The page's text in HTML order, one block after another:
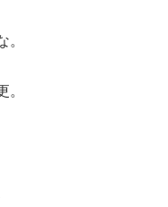
。
。